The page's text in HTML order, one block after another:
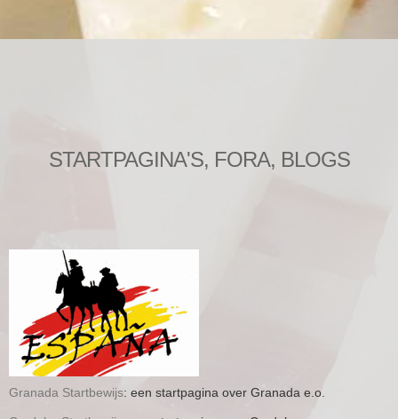
STARTPAGINA'S, FORA, BLOGS
Granada Startbewijs: een startpagina over Granada e.o.